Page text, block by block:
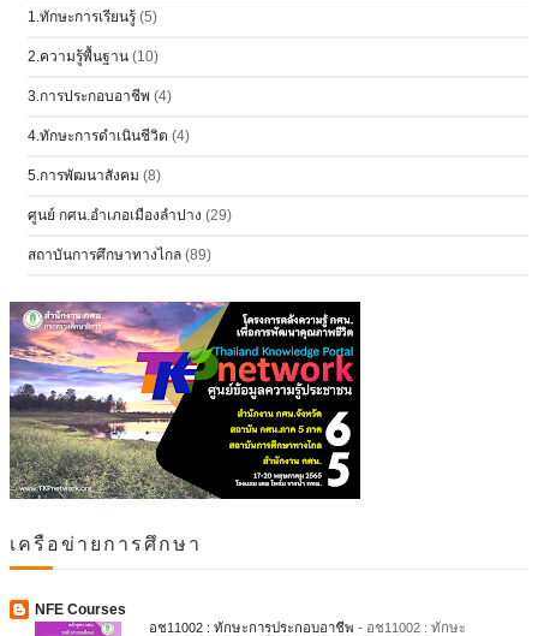
1.ทักษะการเรียนรู้ (5)
2.ความรู้พื้นฐาน (10)
3.การประกอบอาชีพ (4)
4.ทักษะการดำเนินชีวิต (4)
5.การพัฒนาสังคม (8)
ศูนย์ กศน.อำเภอเมืองลำปาง (29)
สถาบันการศึกษาทางไกล (89)
เครือข่ายการศึกษา
NFE Courses
อช11002 : ทักษะการประกอบอาชีพ - อช11002 : ทักษะ